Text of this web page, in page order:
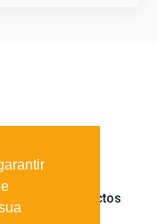
Contactos